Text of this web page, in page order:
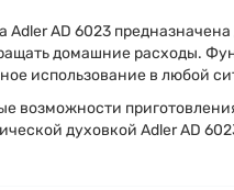
Adler AD 6023
домашние расходы.
использование в любой
возможности
духовкой Adler AD